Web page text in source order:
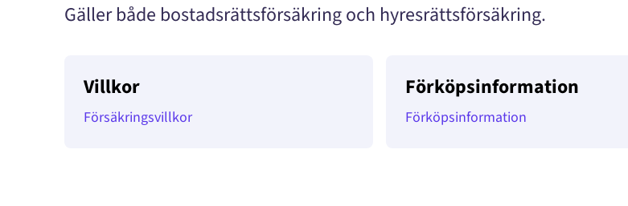
Gäller både bostadsrättsförsäkring och hyresrättsförsäkring.
Villkor
Försäkringsvillkor
Förköpsinformation
Förköpsinformation